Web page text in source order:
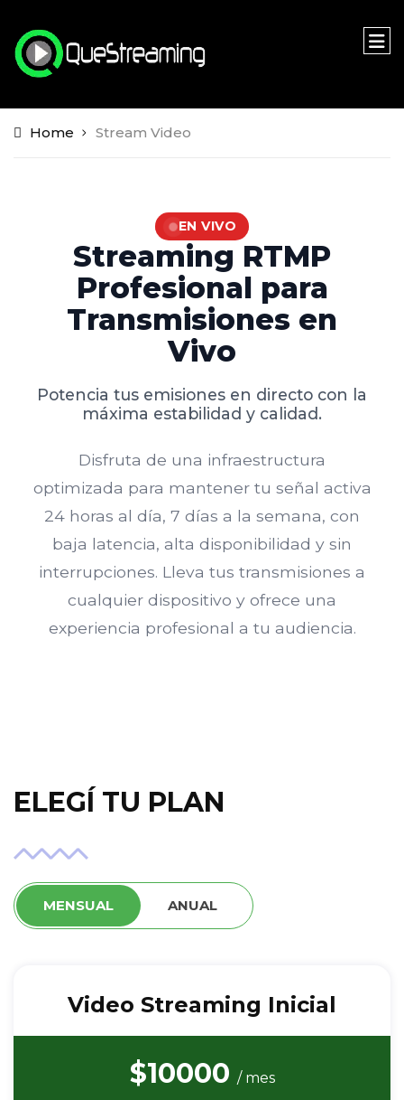
Home Stream Video
EN VIVO
Streaming RTMP
Profesional para
Transmisiones en
Vivo
Potencia tus emisiones en directo con la
máxima estabilidad y calidad.
Disfruta de una infraestructura
optimizada para mantener tu señal activa
24 horas al día, 7 días a la semana, con
baja latencia, alta disponibilidad y sin
interrupciones. Lleva tus transmisiones a
cualquier dispositivo y ofrece una
experiencia profesional a tu audiencia.
ELEGÍ TU PLAN
MENSUAL ANUAL
Video Streaming Inicial
$10000 / mes